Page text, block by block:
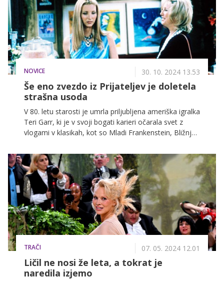
pomoč, upanje in dostojanstvo ljudem v stiski. Z
inovativno platformo Truhoma in ekipo istomislečih
postavlja nove standarde transparentnosti in
učinkovitosti v dobrodelnosti, hkrati pa si želi
drugačne, boljše prihodnosti, kjer bodo v ospredju
prave vrednote – integriteta, sočutje in dostojanstvo.
NOVICE 30. 10. 2024 13.53
Še eno zvezdo iz Prijateljev je doletela
strašna usoda
V 80. letu starosti je umrla priljubljena ameriška igralka
Teri Garr, ki je v svoji bogati karieri očarala svet z
vlogami v klasikah, kot so Mladi Frankenstein, Bližnja
nominirana za oskarja.
TRAČI 07. 05. 2024 12.01
Ličil ne nosi že leta, a tokrat je
naredila izjemo